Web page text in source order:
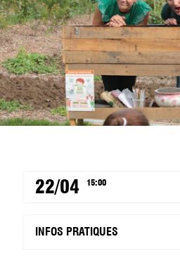
22/04 15:00
INFOS PRATIQUES